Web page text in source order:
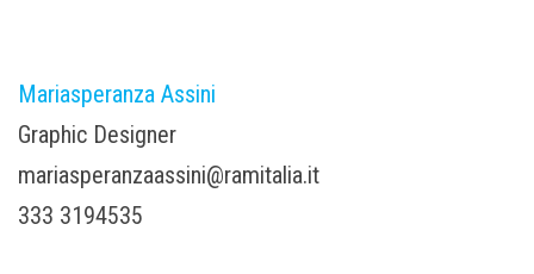
Mariasperanza Assini
Graphic Designer
mariasperanzaassini@ramitalia.it
333 3194535